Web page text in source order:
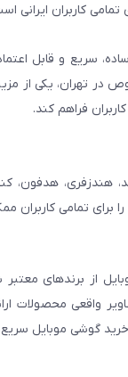
کاربران ایرانی
سریع و قابل
در تهران، یکی
فراهم کند.
هدفون،
تمامی کاربران
از برندهای معتبر
محصولات
گوشی موبایل